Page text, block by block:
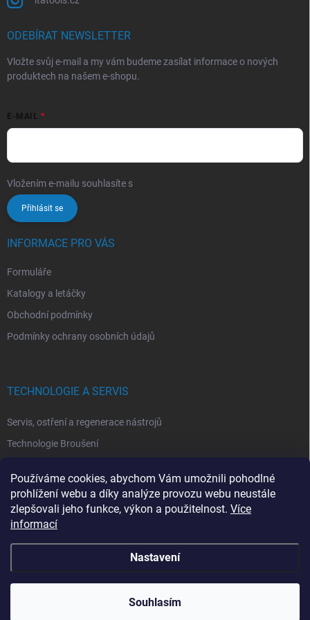
Používáme cookies, abychom Vám umožnili pohodlné
prohlížení webu a díky analýze provozu webu neustále
zlepšovali jeho funkce, výkon a použitelnost. Více
informací
Nastavení
Souhlasím
ODEBÍRAT NEWSLETTER
Vložte svůj e-mail a my vám budeme zasílat informace o nových
produktech na našem e-shopu.
E-MAIL
Vložením e-mailu souhlasíte s
Přihlásit se
INFORMACE PRO VÁS
Formuláře
Katalogy a letáčky
Obchodní podmínky
Podmínky ochrany osobních údajů
TECHNOLOGIE A SERVIS
Servis, ostření a regenerace nástrojů
Technologie Broušení
Technologie Laserová Ablace
Copyright 2026ITA TOOLS ČESKO. Všechna práva vyhrazena.Upravit
nastavení cookies